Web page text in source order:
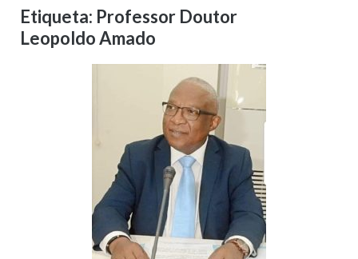
Etiqueta: Professor Doutor
Leopoldo Amado